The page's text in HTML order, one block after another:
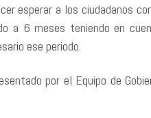
esperar a los ciudadanos
a 6 meses teniendo en
ese periodo.
por el Equipo de